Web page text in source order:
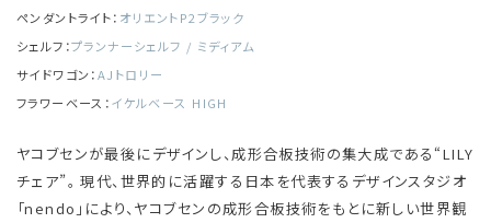
ペンダントライト： オリエントP2ブラック
シェルフ：プランナーシェルフ / ミディアム
サイドワゴン：AJトロリー
フラワーベース：イケルベース HIGH
ヤコブセンが最後にデザインし、成形合板技術の集大成である“LILY
チェア”。 現代、世界的に活躍する日本を代表するデザインスタジオ
「nendo」により、ヤコブセンの成形合板技術をもとに新しい世界観